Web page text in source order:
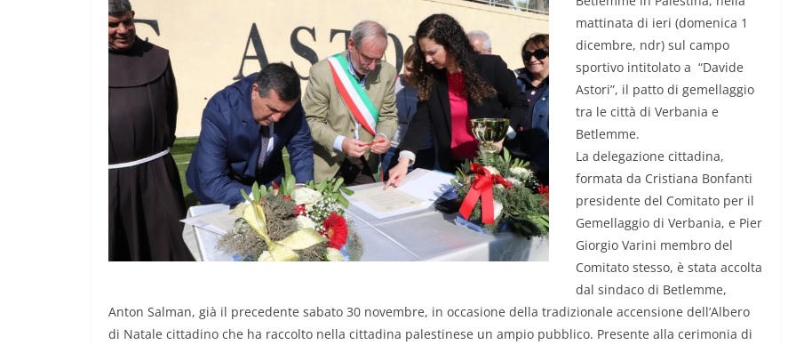
mattinata di ieri (domenica 1
dicembre, ndr) sul campo
sportivo intitolato a “Davide
Astori”, il patto di gemellaggio
tra le città di Verbania e
Betlemme.
La delegazione cittadina,
formata da Cristiana Bonfanti
presidente del Comitato per il
Gemellaggio di Verbania, e Pier
Giorgio Varini membro del
Comitato stesso, è stata accolta
dal sindaco di Betlemme,
Anton Salman, già il precedente sabato 30 novembre, in occasione della tradizionale accensione dell’Albero
di Natale cittadino che ha raccolto nella cittadina palestinese un ampio pubblico. Presente alla cerimonia di